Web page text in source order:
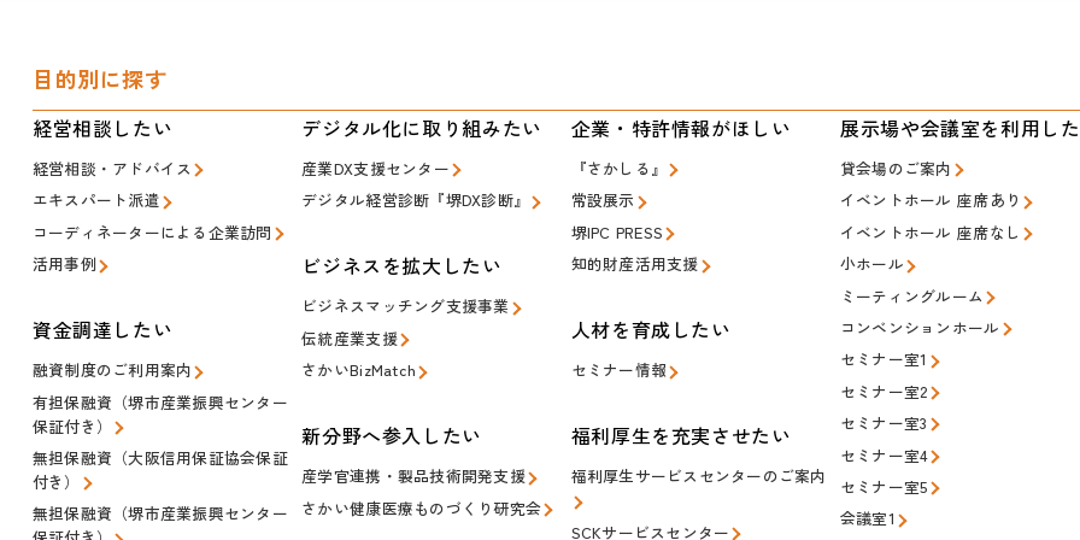
目的別に探す
経営相談したい
経営相談・アドバイス
エキスパート派遣
コーディネーターによる企業訪問
活用事例
資金調達したい
融資制度のご利用案内
有担保融資（堺市産業振興センター
保証付き）
無担保融資（大阪信用保証協会保証
付き）
無担保融資（堺市産業振興センター
デジタル化に取り組みたい
産業DX支援センター
デジタル経営診断『堺DX診断』
ビジネスを拡大したい
ビジネスマッチング支援事業
伝統産業支援
さかいBizMatch
新分野へ参入したい
産学官連携・製品技術開発支援
さかい健康医療ものづくり研究会
企業・特許情報がほしい
『さかしる』
常設展示
堺IPC PRESS
知的財産活用支援
人材を育成したい
セミナー情報
福利厚生を充実させたい
福利厚生サービスセンターのご案内
SCKサービスセンター
展示場や会議室を利用し
貸会場のご案内
イベントホール 座席あり
イベントホール 座席なし
小ホール
ミーティングルーム
コンベンションホール
セミナー室1
セミナー室2
セミナー室3
セミナー室4
セミナー室5
会議室1